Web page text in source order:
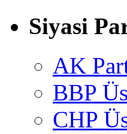
Siyasi
AK
BBP
CHP